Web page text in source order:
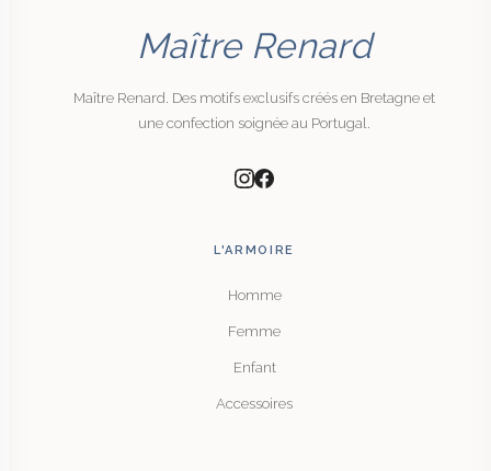
Maître Renard
Maître Renard. Des motifs exclusifs créés en Bretagne et
une confection soignée au Portugal.
L'ARMOIRE
Homme
Femme
Enfant
Accessoires